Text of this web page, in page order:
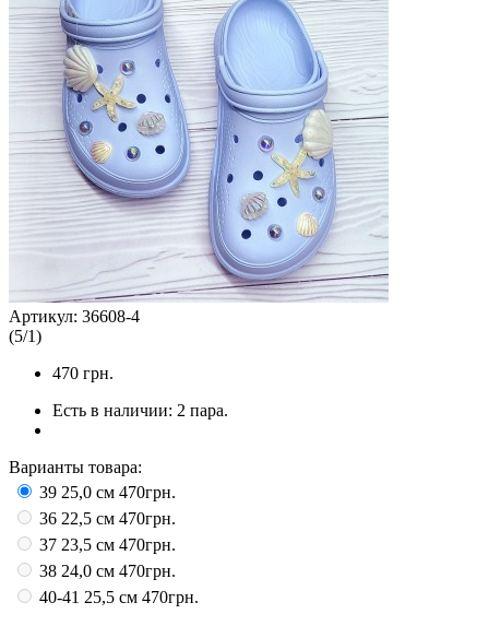
Артикул: 36608-4
(5/1)
470 грн.
Есть в наличии: 2 пара.
Варианты товара:
39 25,0 см 470грн.
36 22,5 см 470грн.
37 23,5 см 470грн.
38 24,0 см 470грн.
40-41 25,5 см 470грн.